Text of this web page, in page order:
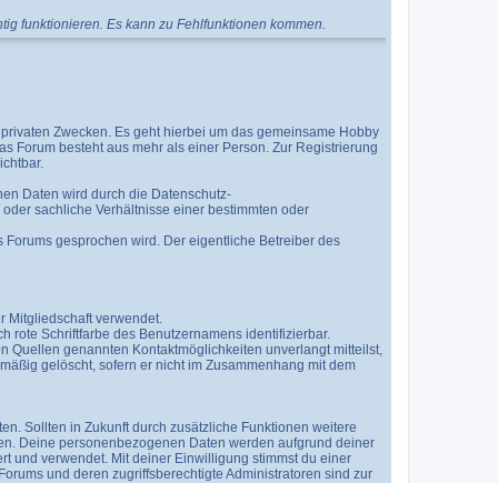
funktionieren. Es kann zu Fehlfunktionen kommen.
Zwecken. Es geht hierbei um das gemeinsame Hobby
Forum besteht aus mehr als einer Person. Zur Registrierung
Daten wird durch die Datenschutz-
sachliche Verhältnisse einer bestimmten oder
gesprochen wird. Der eigentliche Betreiber des
Mitgliedschaft verwendet.
rote Schriftfarbe des Benutzernamens identifizierbar.
Quellen genannten Kontaktmöglichkeiten unverlangt mitteilst,
gelöscht, sofern er nicht im Zusammenhang mit dem
Sollten in Zukunft durch zusätzliche Funktionen weitere
Deine personenbezogenen Daten werden aufgrund deiner
und verwendet. Mit deiner Einwilligung stimmst du einer
und deren zugriffsberechtigte Administratoren sind zur